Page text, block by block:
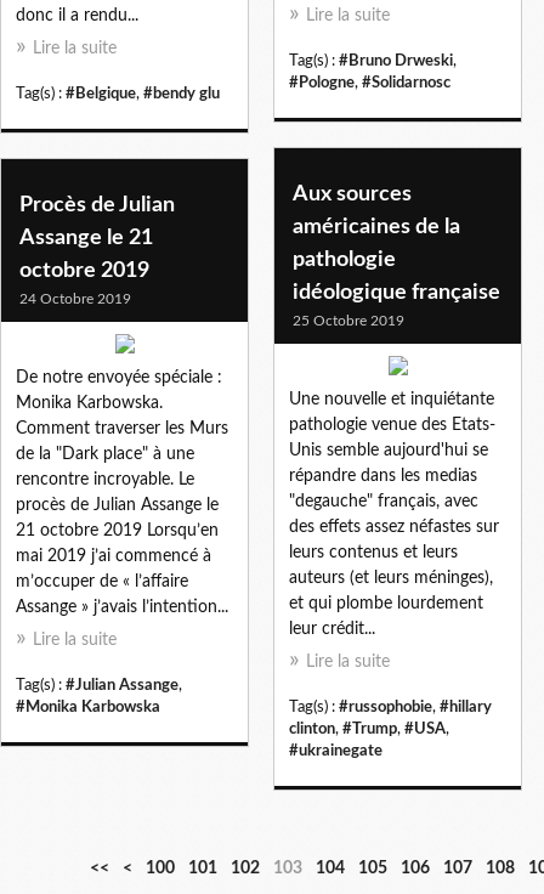
donc il a rendu...
Lire la suite
Tag(s) : #Belgique, #bendy glu
Lire la suite
Tag(s) : #Bruno Drweski,
#Pologne, #Solidarnosc
Aux sources
américaines de la
pathologie
idéologique française
25 Octobre 2019
Une nouvelle et inquiétante
pathologie venue des Etats-
Unis semble aujourd'hui se
répandre dans les medias
"degauche" français, avec
des effets assez néfastes sur
leurs contenus et leurs
auteurs (et leurs méninges),
et qui plombe lourdement
leur crédit...
Lire la suite
Tag(s) : #russophobie, #hillary
clinton, #Trump, #USA,
#ukrainegate
Procès de Julian
Assange le 21
octobre 2019
24 Octobre 2019
De notre envoyée spéciale :
Monika Karbowska.
Comment traverser les Murs
de la "Dark place" à une
rencontre incroyable. Le
procès de Julian Assange le
21 octobre 2019 Lorsqu’en
mai 2019 j’ai commencé à
m’occuper de « l’affaire
Assange » j’avais l’intention...
Lire la suite
Tag(s) : #Julian Assange,
#Monika Karbowska
<< < 100 101 102 103 104 105 106 107 108